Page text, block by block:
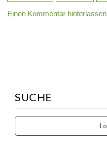
Einen Kommentar hinterlassen
SUCHE